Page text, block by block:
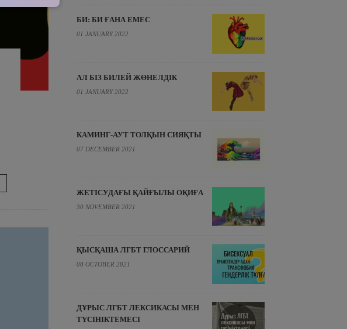
БИ: БИ ҒАНА ЕМЕС
01 JANUARY 2022
АЛ БІЗ БИЛЕЙ ЖӨНЕЛДІК
01 JANUARY 2022
КАМИНГ-АУТ ТОЛҚЫН СИЯҚТЫ
07 DECEMBER 2021
ЖЕТІСУДАҒЫ ҚАЙҒЫЛЫ ОҚИҒА
30 NOVEMBER 2021
ҚЫСҚАША ЛГБТ ГЛОССАРИЙ
08 OCTOBER 2021
ДҰРЫС ЛГБТ ЛЕКСИКАСЫ МЕН
ТҮСІНІКТЕМЕСІ